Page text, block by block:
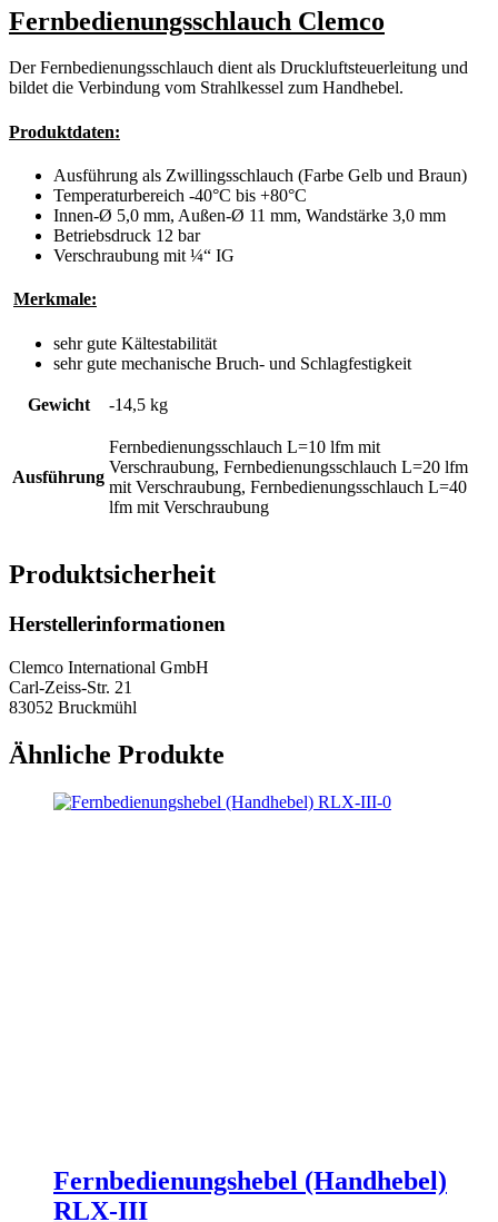
Fernbedienungsschlauch Clemco
Der Fernbedienungsschlauch dient als Druckluftsteuerleitung und
bildet die Verbindung vom Strahlkessel zum Handhebel.
Produktdaten:
Ausführung als Zwillingsschlauch (Farbe Gelb und Braun)
Temperaturbereich -40°C bis +80°C
Innen-Ø 5,0 mm, Außen-Ø 11 mm, Wandstärke 3,0 mm
Betriebsdruck 12 bar
Verschraubung mit ¼“ IG
Merkmale:
sehr gute Kältestabilität
sehr gute mechanische Bruch- und Schlagfestigkeit
Gewicht -14,5 kg
Ausführung
Fernbedienungsschlauch L=10 lfm mit
Verschraubung, Fernbedienungsschlauch L=20 lfm
mit Verschraubung, Fernbedienungsschlauch L=40
lfm mit Verschraubung
Produktsicherheit
Herstellerinformationen
Clemco International GmbH
Carl-Zeiss-Str. 21
83052 Bruckmühl
Ähnliche Produkte
Fernbedienungshebel (Handhebel)
RLX-III